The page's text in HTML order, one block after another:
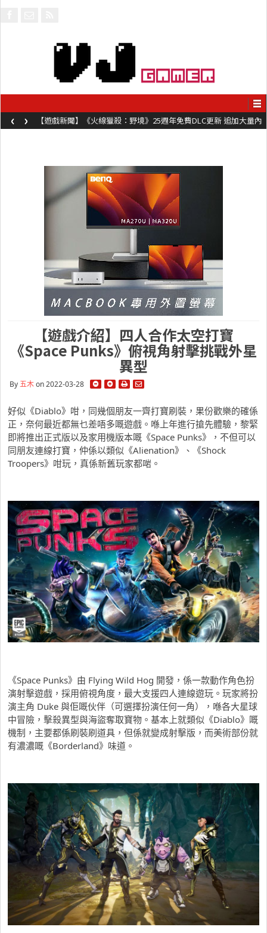
【遊戲新聞】《火線獵殺：野境》25週年免費DLC更新 追加大量內
容同時系舊作限時超平價折扣
‹ ›
【遊戲介紹】四人合作太空打寶
《Space Punks》俯視角射擊挑戰外星
異型
By五木on 2022-03-28
好似《Diablo》咁，同幾個朋友一齊打寶刷裝，果份歡樂的確係
正，奈何最近都無乜差唔多嘅遊戲。喺上年進行搶先體驗，黎緊
即將推出正式版以及家用機版本嘅《Space Punks》，不但可以
同朋友連線打寶，仲係以類似《Alienation》、《Shock
Troopers》咁玩，真係新舊玩家都啱。
《Space Punks》由 Flying Wild Hog 開發，係一款動作角色扮
演射擊遊戲，採用俯視角度，最大支援四人連線遊玩。玩家將扮
演主角 Duke 與佢嘅伙伴（可選擇扮演任何一角），喺各大星球
中冒險，擊殺異型與海盜奪取寶物。基本上就類似《Diablo》嘅
機制，主要都係刷裝刷道具，但係就變成射擊版，而美術部份就
有濃濃嘅《Borderland》味道。